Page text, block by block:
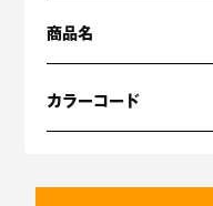
商品名
カラーコード